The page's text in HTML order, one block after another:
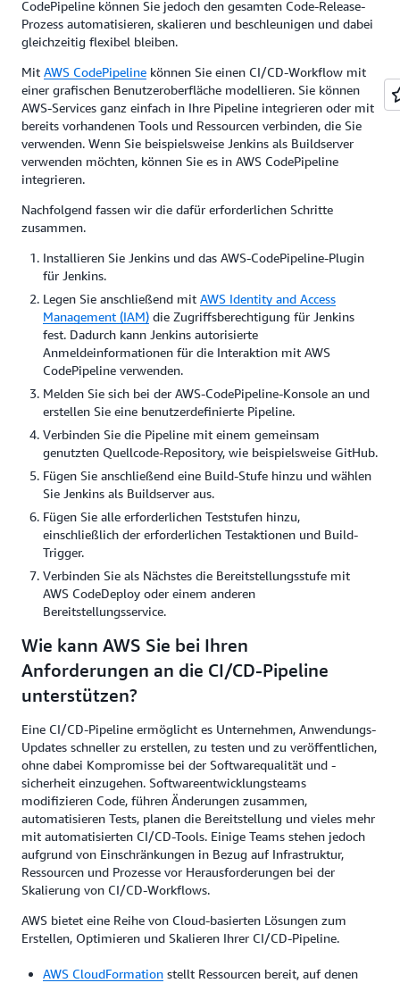
CodePipeline können Sie jedoch den gesamten Code-Release-
Prozess automatisieren, skalieren und beschleunigen und dabei
gleichzeitig flexibel bleiben.
Mit AWS CodePipeline können Sie einen CI/CD-Workflow mit
einer grafischen Benutzeroberfläche modellieren. Sie können
AWS-Services ganz einfach in Ihre Pipeline integrieren oder mit
bereits vorhandenen Tools und Ressourcen verbinden, die Sie
verwenden. Wenn Sie beispielsweise Jenkins als Buildserver
verwenden möchten, können Sie es in AWS CodePipeline
integrieren.
Nachfolgend fassen wir die dafür erforderlichen Schritte
zusammen.
Installieren Sie Jenkins und das AWS-CodePipeline-Plugin
für Jenkins.
Legen Sie anschließend mit AWS Identity and Access
Management (IAM) die Zugriffsberechtigung für Jenkins
fest. Dadurch kann Jenkins autorisierte
Anmeldeinformationen für die Interaktion mit AWS
CodePipeline verwenden.
Melden Sie sich bei der AWS-CodePipeline-Konsole an und
erstellen Sie eine benutzerdefinierte Pipeline.
Verbinden Sie die Pipeline mit einem gemeinsam
genutzten Quellcode-Repository, wie beispielsweise GitHub.
Fügen Sie anschließend eine Build-Stufe hinzu und wählen
Sie Jenkins als Buildserver aus.
Fügen Sie alle erforderlichen Teststufen hinzu,
einschließlich der erforderlichen Testaktionen und Build-
Trigger.
Verbinden Sie als Nächstes die Bereitstellungsstufe mit
AWS CodeDeploy oder einem anderen
Bereitstellungsservice.
Wie kann AWS Sie bei Ihren
Anforderungen an die CI/CD-Pipeline
unterstützen?
Eine CI/CD-Pipeline ermöglicht es Unternehmen, Anwendungs-
Updates schneller zu erstellen, zu testen und zu veröffentlichen,
ohne dabei Kompromisse bei der Softwarequalität und -
sicherheit einzugehen. Softwareentwicklungsteams
modifizieren Code, führen Änderungen zusammen,
automatisieren Tests, planen die Bereitstellung und vieles mehr
mit automatisierten CI/CD-Tools. Einige Teams stehen jedoch
aufgrund von Einschränkungen in Bezug auf Infrastruktur,
Ressourcen und Prozesse vor Herausforderungen bei der
Skalierung von CI/CD-Workflows.
AWS bietet eine Reihe von Cloud-basierten Lösungen zum
Erstellen, Optimieren und Skalieren Ihrer CI/CD-Pipeline.
AWS CloudFormation stellt Ressourcen bereit, auf denen